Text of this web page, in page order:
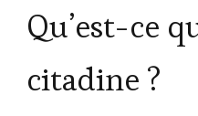
Qu’est-ce
citadine ?